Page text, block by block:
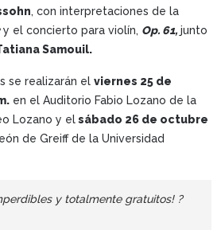
, con interpretaciones de la
y el concierto para violín, Op. 61, junto
Samouil.
se realizarán el viernes 25 de
en el Auditorio Fabio Lozano de la
Lozano y elsábado 26 de octubre
de Greiff de la Universidad
y totalmente gratuitos! ?